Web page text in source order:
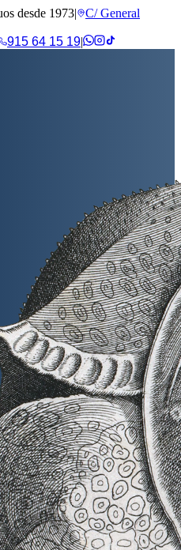
desde 1973|
C/ General
915 64 15 19|